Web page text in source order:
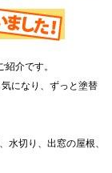
介です。
になり、ずっと塗替
水切り、出窓の屋根、